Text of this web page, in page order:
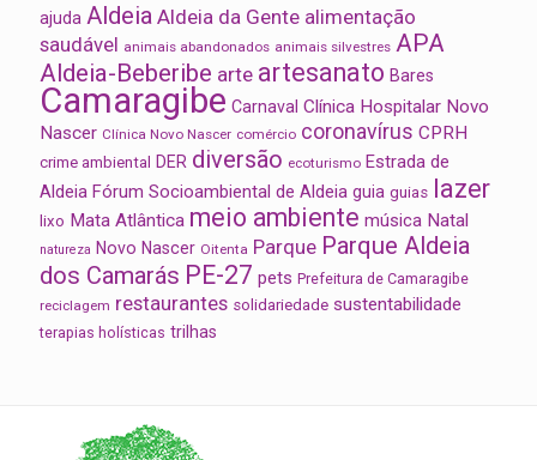
ajuda Aldeia Aldeia da Gente alimentação
saudável animais abandonados animais silvestres APA
Aldeia-Beberibe arte artesanato Bares
Camaragibe Carnaval Clínica Hospitalar Novo
Nascer Clínica Novo Nascer comércio coronavírus CPRH
crime ambiental DER diversão ecoturismo Estrada de
Aldeia Fórum Socioambiental de Aldeia guia guias lazer
lixo Mata Atlântica meio ambiente música Natal
natureza Novo Nascer Oitenta Parque Parque Aldeia
dos Camarás PE-27 pets Prefeitura de Camaragibe
reciclagem restaurantes solidariedade sustentabilidade
terapias holísticas trilhas